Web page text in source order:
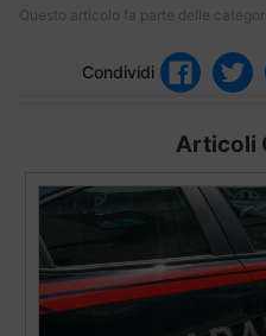
Questo articolo fa parte delle
Condividi
Articoli